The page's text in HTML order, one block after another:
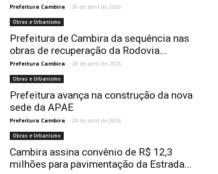
Prefeitura Cambira - 30 de abril de 2026
Obras e Urbanismo
Prefeitura de Cambira da sequência nas
obras de recuperação da Rodovia...
Prefeitura Cambira - 28 de abril de 2026
Obras e Urbanismo
Prefeitura avança na construção da nova
sede da APAE
Prefeitura Cambira - 24 de abril de 2026
Obras e Urbanismo
Cambira assina convênio de R$ 12,3
milhões para pavimentação da Estrada...